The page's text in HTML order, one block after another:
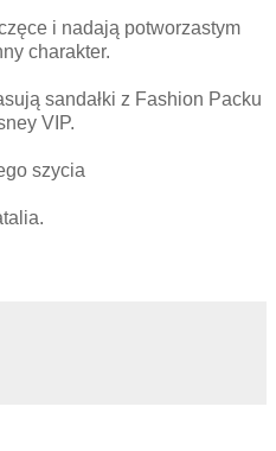
i nadają potworzastym
charakter.
sandałki z Fashion Packu
VIP.
szycia